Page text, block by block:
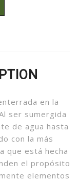
en la
ser sumergida
de agua hasta
con la más
que está hecha
el propósito
elementos